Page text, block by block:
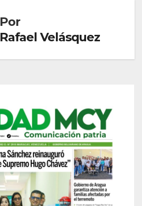
Por
Rafael Velásquez